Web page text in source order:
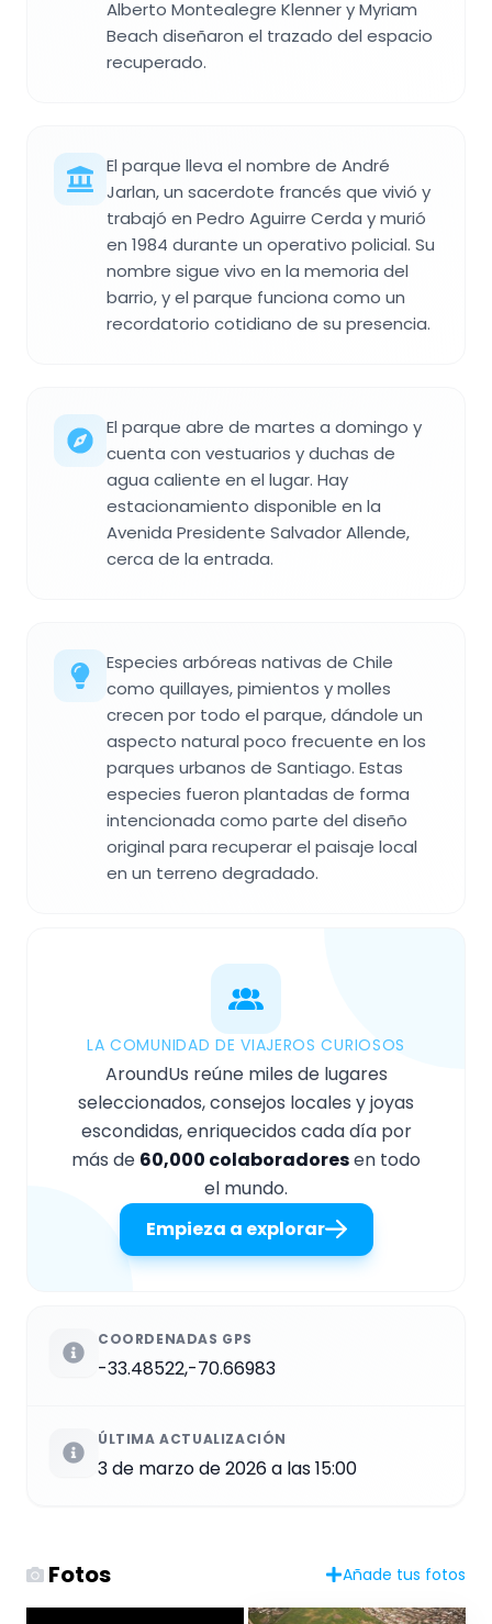
Alberto Montealegre Klenner y Myriam
Beach diseñaron el trazado del espacio
recuperado.
El parque lleva el nombre de André
Jarlan, un sacerdote francés que vivió y
trabajó en Pedro Aguirre Cerda y murió
en 1984 durante un operativo policial. Su
nombre sigue vivo en la memoria del
barrio, y el parque funciona como un
recordatorio cotidiano de su presencia.
El parque abre de martes a domingo y
cuenta con vestuarios y duchas de
agua caliente en el lugar. Hay
estacionamiento disponible en la
Avenida Presidente Salvador Allende,
cerca de la entrada.
Especies arbóreas nativas de Chile
como quillayes, pimientos y molles
crecen por todo el parque, dándole un
aspecto natural poco frecuente en los
parques urbanos de Santiago. Estas
especies fueron plantadas de forma
intencionada como parte del diseño
original para recuperar el paisaje local
en un terreno degradado.
LA COMUNIDAD DE VIAJEROS CURIOSOS
AroundUs reúne miles de lugares
seleccionados, consejos locales y joyas
escondidas, enriquecidos cada día por
más de 60,000 colaboradoresen todo
el mundo.
Empieza a explorar
COORDENADAS GPS
-33.48522,-70.66983
ÚLTIMA ACTUALIZACIÓN
3 de marzo de 2026 a las 15:00
Fotos Añade tus fotos